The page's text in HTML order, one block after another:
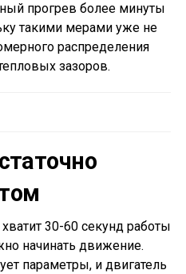
прогрев более минуты
такими мерами уже не
распределения
зазоров.
30-60 секунд работы
начинать движение.
параметры, и двигатель